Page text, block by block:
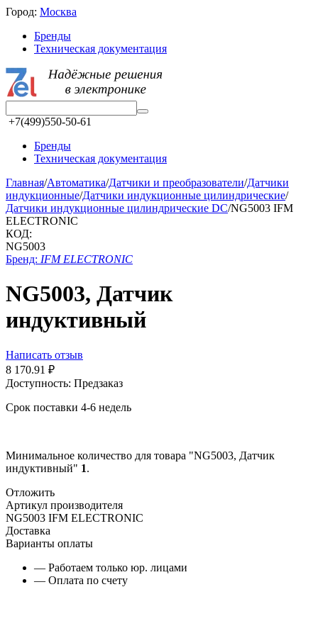
Город: Москва
Бренды
Техническая документация
+7(499)550-50-61
Бренды
Техническая документация
Главная/Автоматика/Датчики и преобразователи/Датчики
индукционные/Датчики индукционные цилиндрические/
Датчики индукционные цилиндрические DC/NG5003 IFM
ELECTRONIC
КОД:
NG5003
Бренд: IFM ELECTRONIC
NG5003, Датчик
индуктивный
Написать отзыв
8 170.91 ₽
Доступность: Предзаказ
Срок поставки 4-6 недель
Минимальное количество для товара "NG5003, Датчик
индуктивный" 1.
Отложить
Артикул производителя
NG5003 IFM ELECTRONIC
Доставка
Варианты оплаты
— Работаем только юр. лицами
— Оплата по счету